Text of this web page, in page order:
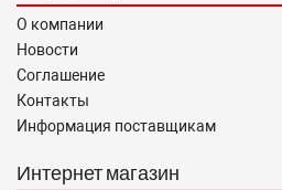
О компании
Новости
Соглашение
Контакты
Информация поставщикам
Интернет магазин